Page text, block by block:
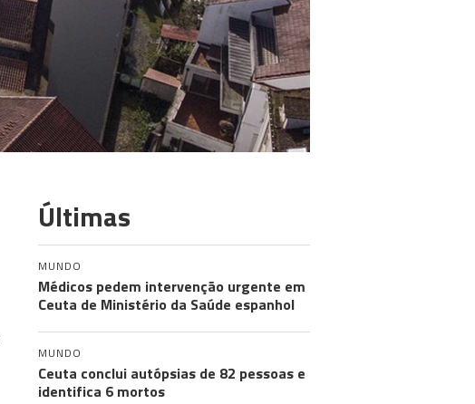
Últimas
MUNDO
Médicos pedem intervenção urgente em
Ceuta de Ministério da Saúde espanhol
MUNDO
Ceuta conclui autópsias de 82 pessoas e
identifica 6 mortos